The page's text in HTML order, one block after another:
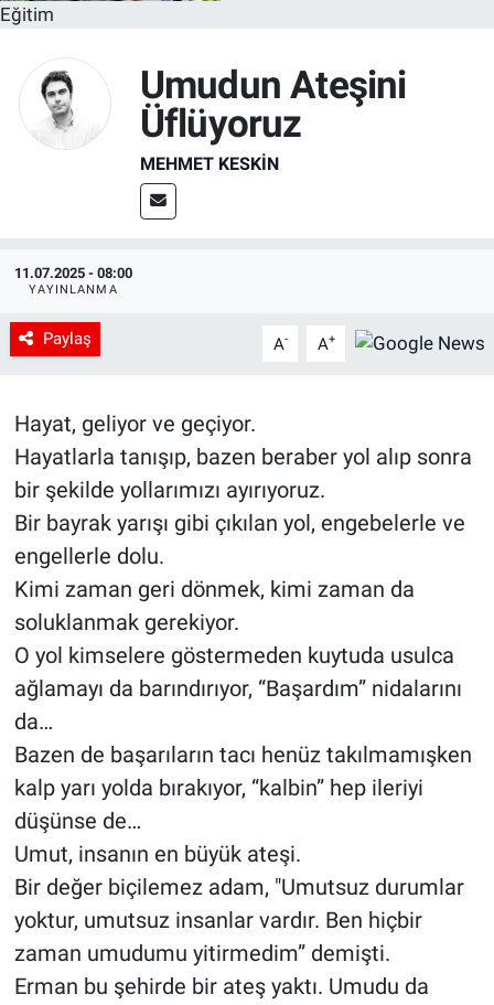
Eğitim
Umudun Ateşini
Üflüyoruz
MEHMET KESKIN
11.07.2025 - 08:00
YAYINLANMA
Paylaş A- A+
Hayat, geliyor ve geçiyor.
Hayatlarla tanışıp, bazen beraber yol alıp sonra
bir şekilde yollarımızı ayırıyoruz.
Bir bayrak yarışı gibi çıkılan yol, engebelerle ve
engellerle dolu.
Kimi zaman geri dönmek, kimi zaman da
soluklanmak gerekiyor.
O yol kimselere göstermeden kuytuda usulca
ağlamayı da barındırıyor, “Başardım” nidalarını
da…
Bazen de başarıların tacı henüz takılmamışken
kalp yarı yolda bırakıyor, “kalbin” hep ileriyi
düşünse de…
Umut, insanın en büyük ateşi.
Bir değer biçilemez adam, "Umutsuz durumlar
yoktur, umutsuz insanlar vardır. Ben hiçbir
zaman umudumu yitirmedim” demişti.
Erman bu şehirde bir ateş yaktı. Umudu da